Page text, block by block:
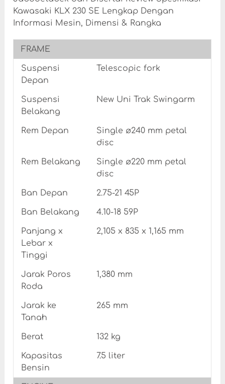
Kawasaki KLX 230 SE Lengkap Dengan
Informasi Mesin, Dimensi & Rangka
FRAME
Suspensi
Depan
Telescopic fork
Suspensi
Belakang
New Uni Trak Swingarm
Rem Depan
Single ø240 mm petal
disc
Rem Belakang
Single ø220 mm petal
disc
Ban Depan 2.75-21 45P
Ban Belakang 4.10-18 59P
Panjang x
Lebar x
Tinggi
2,105 x 835 x 1,165 mm
Jarak Poros
Roda
1,380 mm
Jarak ke
Tanah
265 mm
Berat 132 kg
Kapasitas
Bensin
7.5 liter